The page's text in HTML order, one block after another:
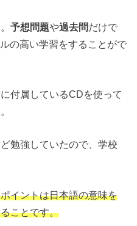
予想問題や過去問だけで
の高い学習をすることがで
付属しているCDを使って
勉強していたので、学校
イントは日本語の意味を
ことです。